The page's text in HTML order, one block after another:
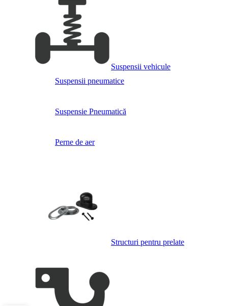
Suspensii vehicule
Suspensii pneumatice
Suspensie Pneumatică
Perne de aer
Structuri pentru prelate